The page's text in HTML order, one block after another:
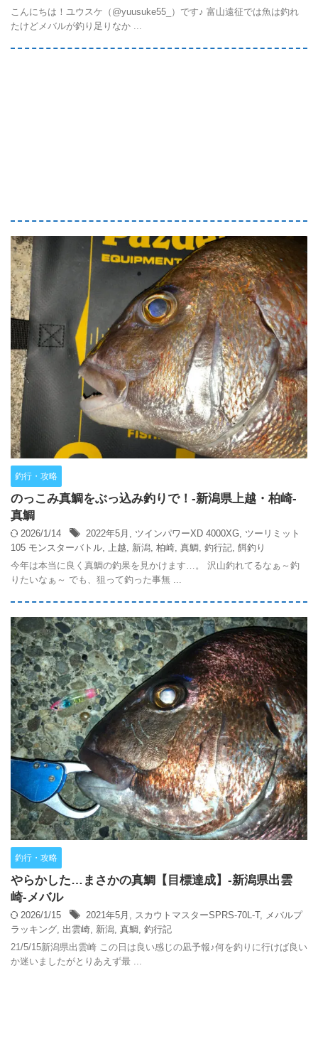
こんにちは！ユウスケ（@yuusuke55_）です♪ 富山遠征では魚は釣れ
たけどメバルが釣り足りなか ...
釣行・攻略
のっこみ真鯛をぶっ込み釣りで！-新潟県上越・柏崎-
真鯛
2026/1/14 2022年5月 , ツインパワーXD 4000XG, ツーリミット
105 モンスターバトル, 上越, 新潟, 柏崎, 真鯛, 釣行記, 餌釣り
今年は本当に良く真鯛の釣果を見かけます…。 沢山釣れてるなぁ～釣
りたいなぁ～ でも、狙って釣った事無 ...
釣行・攻略
やらかした…まさかの真鯛【目標達成】-新潟県出雲
崎-メバル
2026/1/15 2021年5月 スカウトマスターSPRS-70L-T,
メバルプ
ラッキング 出雲崎 新潟 真鯛 釣行記
21/5/15新潟県出雲崎 この日は良い感じの凪予報♪何を釣りに行けば良い
か迷いましたがとりあえず最 ...